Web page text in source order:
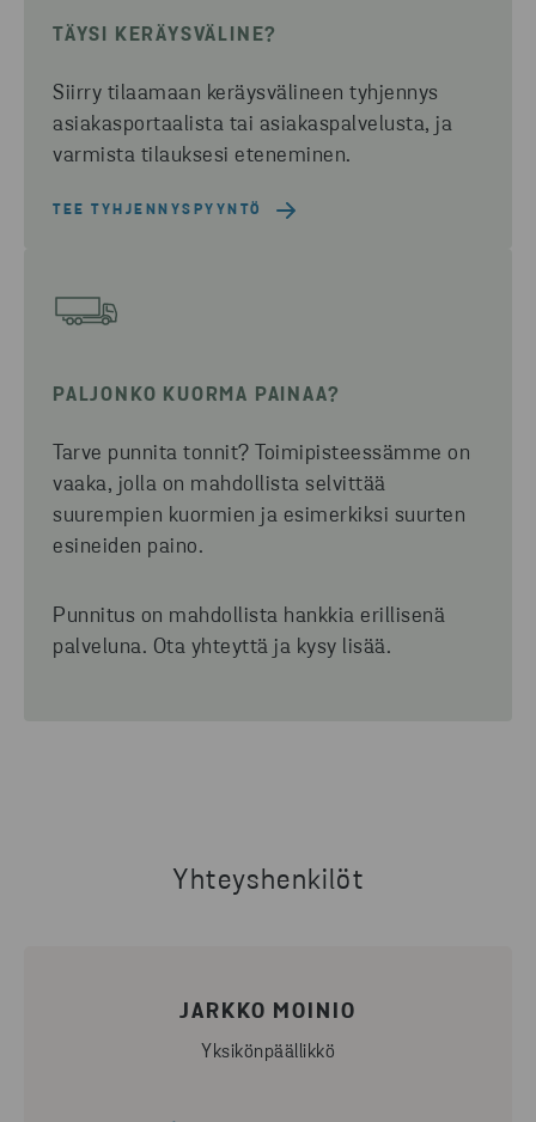
TÄYSI KERÄYSVÄLINE?
Siirry tilaamaan keräysvälineen tyhjennys
asiakasportaalista tai asiakaspalvelusta, ja
varmista tilauksesi eteneminen.
TEE TYHJENNYSPYYNTÖ
PALJONKO KUORMA PAINAA?
Tarve punnita tonnit? Toimipisteessämme on
vaaka, jolla on mahdollista selvittää
suurempien kuormien ja esimerkiksi suurten
esineiden paino.
Punnitus on mahdollista hankkia erillisenä
palveluna. Ota yhteyttä ja kysy lisää.
Yhteyshenkilöt
JARKKO MOINIO
Yksikönpäällikkö